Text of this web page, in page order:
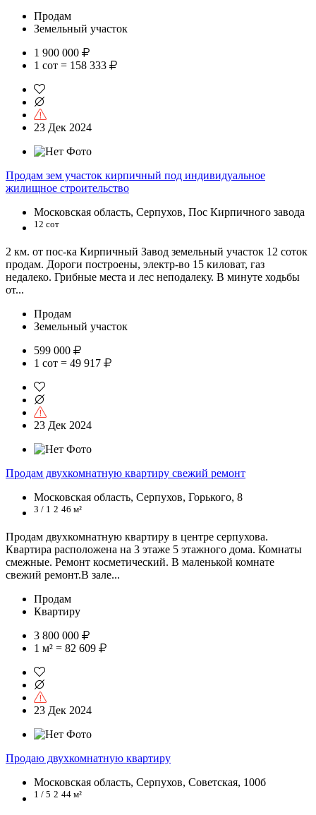
Продам
Земельный участок
1 900 000
1 сот = 158 333
23 Дек 2024
Продам зем участок кирпичный под индивидуальное
жилищное строительство
Московская область, Серпухов, Пос Кирпичного завода
12 сот
2 км. от пос-ка Кирпичный Завод земельный участок 12 соток
продам. Дороги построены, электр-во 15 киловат, газ
недалеко. Грибные места и лес неподалеку. В минуте ходьбы
от...
Продам
Земельный участок
599 000
1 сот = 49 917
23 Дек 2024
Продам двухкомнатную квартиру свежий ремонт
Московская область, Серпухов, Горького, 8
3 / 1 2 46 м²
Продам двухкомнатную квартиру в центре серпухова.
Квартира расположена на 3 этаже 5 этажного дома. Комнаты
смежные. Ремонт косметический. В маленькой комнате
свежий ремонт.В зале...
Продам
Квартиру
3 800 000
1 м² = 82 609
23 Дек 2024
Продаю двухкомнатную квартиру
Московская область, Серпухов, Советская, 100б
1 / 5 2 44 м²